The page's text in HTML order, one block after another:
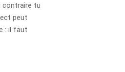
contraire tu
peut
: il faut